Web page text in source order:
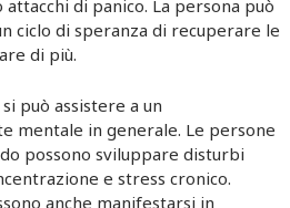
di panico. La persona può
ciclo di speranza di recuperare le
di più.
può assistere a un
mentale in generale. Le persone
possono sviluppare disturbi
e stress cronico.
anche manifestarsi in